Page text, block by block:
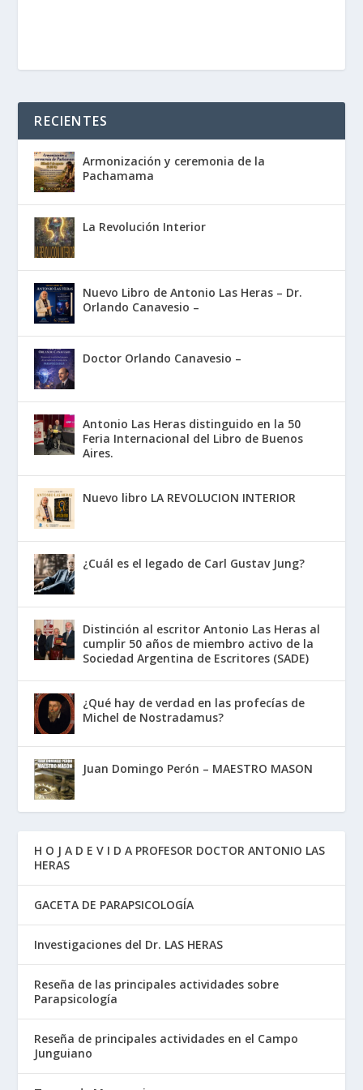
RECIENTES
Armonización y ceremonia de la
Pachamama
La Revolución Interior
Nuevo Libro de Antonio Las Heras – Dr.
Orlando Canavesio –
Doctor Orlando Canavesio –
Antonio Las Heras distinguido en la 50
Feria Internacional del Libro de Buenos
Aires.
Nuevo libro LA REVOLUCION INTERIOR
¿Cuál es el legado de Carl Gustav Jung?
Distinción al escritor Antonio Las Heras al
cumplir 50 años de miembro activo de la
Sociedad Argentina de Escritores (SADE)
¿Qué hay de verdad en las profecías de
Michel de Nostradamus?
Juan Domingo Perón – MAESTRO MASON
H O J A D E V I D A PROFESOR DOCTOR ANTONIO LAS
HERAS
GACETA DE PARAPSICOLOGÍA
Investigaciones del Dr. LAS HERAS
Reseña de las principales actividades sobre
Parapsicología
Reseña de principales actividades en el Campo
Junguiano